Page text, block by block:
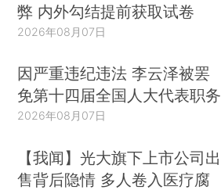
弊 内外勾结提前获取试卷
2026年08月07日
因严重违纪违法 李云泽被罢
免第十四届全国人大代表职务
2026年08月07日
【我闻】光大旗下上市公司出
售背后隐情 多人卷入医疗腐